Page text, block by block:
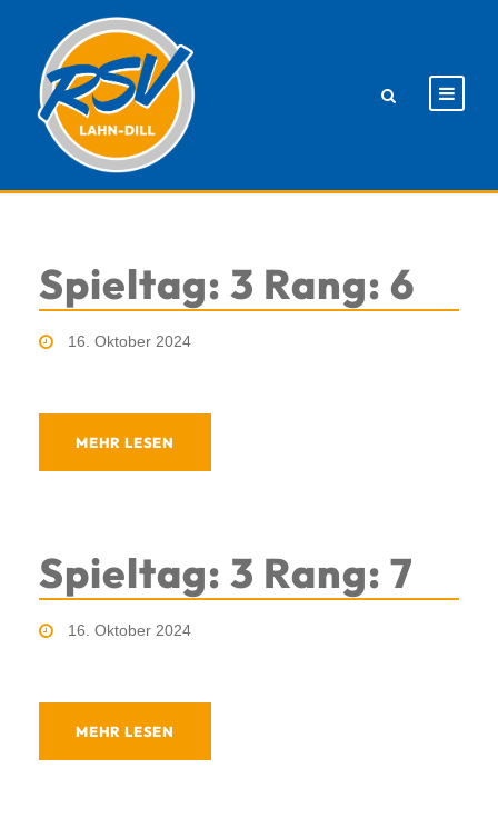
Spieltag: 3 Rang: 6
16. Oktober 2024
MEHR LESEN
Spieltag: 3 Rang: 7
16. Oktober 2024
MEHR LESEN